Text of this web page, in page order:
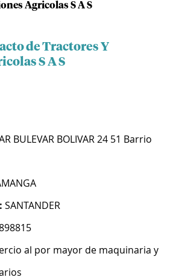
Agricolas S A S
de Tractores Y
S A S
BULEVAR BOLIVAR 24 51 Barrio
SANTANDER
al por mayor de maquinaria y